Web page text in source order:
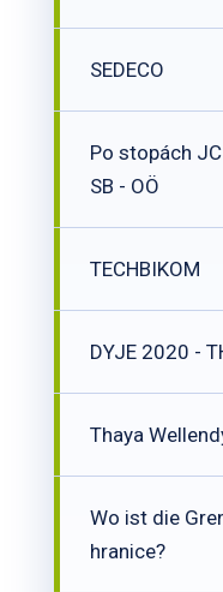
SEDECO
Po stopách
SB - OÖ
TECHBIKOM
DYJE 2020 -
Thaya
Wo ist die
hranice?